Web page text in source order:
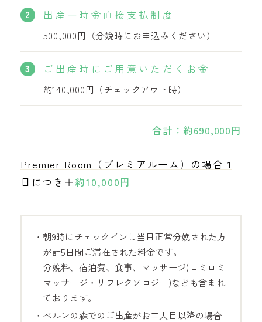
2 出産一時金直接支払制度
500,000円（分娩時にお申込みください）
3 ご出産時にご用意いただくお金
約140,000円（チェックアウト時）
合計：約690,000円
Premier Room（プレミアルーム）の場合 1
日につき ＋ 約10,000円
・朝9時にチェックインし当日正常分娩された方
が計5日間ご滞在された料金です。
分娩料、宿泊費、食事、マッサージ(ロミロミ
マッサージ・リフレクソロジー)なども含まれ
ております。
・ベルンの森でのご出産がお二人目以降の場合